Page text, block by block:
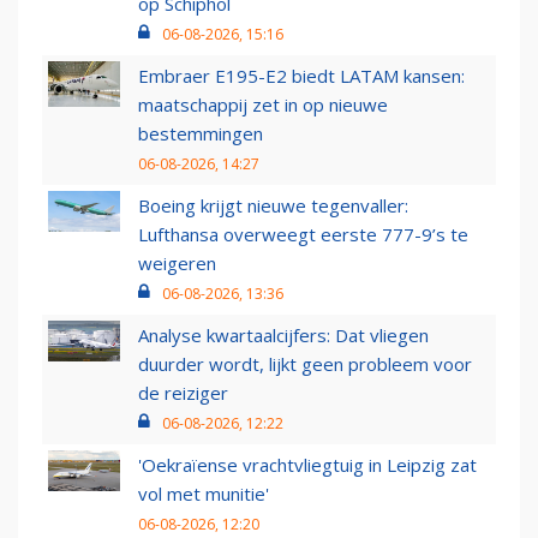
06-08-2026, 15:16
Embraer E195-E2 biedt LATAM kansen:
maatschappij zet in op nieuwe
bestemmingen
06-08-2026, 14:27
Boeing krijgt nieuwe tegenvaller:
Lufthansa overweegt eerste 777-9’s te
weigeren
06-08-2026, 13:36
Analyse kwartaalcijfers: Dat vliegen
duurder wordt, lijkt geen probleem voor
de reiziger
06-08-2026, 12:22
'Oekraïense vrachtvliegtuig in Leipzig zat
vol met munitie'
06-08-2026, 12:20